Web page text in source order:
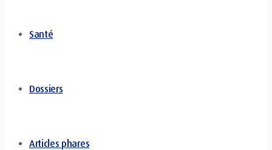
Santé
Dossiers
Articles phares